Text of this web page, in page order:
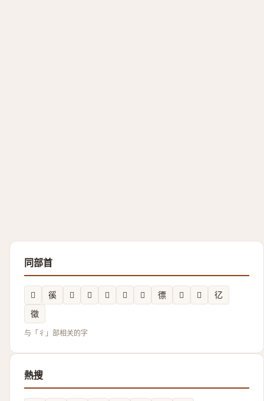
同部首
𢓅 徯 𢔹 𢖁 𪫍 𲟡 𢖧 徱 𢔚 𪫗
𢒼
徵
与「彳」部相关的字
熱搜